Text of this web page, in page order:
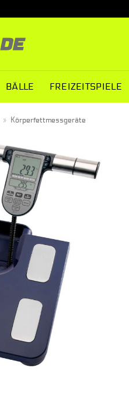
BÄLLE FREIZEITSPIELE
» Körperfettmessgeräte